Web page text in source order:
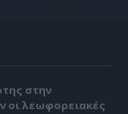
στην
οι λεωφορειακές